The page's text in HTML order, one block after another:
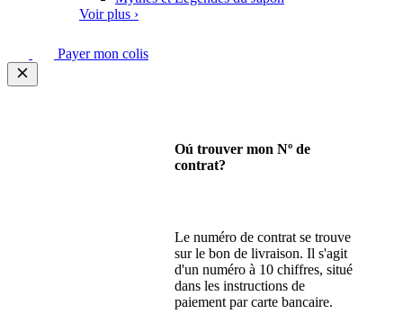
Voir plus ›
Payer mon colis
Oú trouver mon Nº de
contrat?
Le numéro de contrat se trouve
sur le bon de livraison. Il s'agit
d'un numéro à 10 chiffres, situé
dans les instructions de
paiement par carte bancaire.